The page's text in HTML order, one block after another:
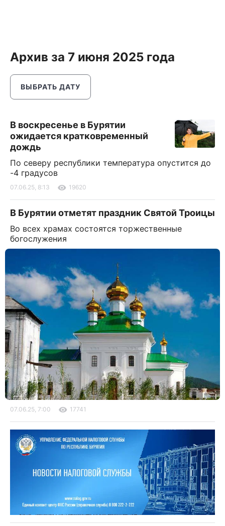
Архив за 7 июня 2025 года
ВЫБРАТЬ ДАТУ
В воскресенье в Бурятии
ожидается кратковременный
дождь
По северу республики температура опустится до
-4 градусов
07.06.25, 8:13 19620
В Бурятии отметят праздник Святой Троицы
Во всех храмах состоятся торжественные
богослужения
07.06.25, 7:00 17741